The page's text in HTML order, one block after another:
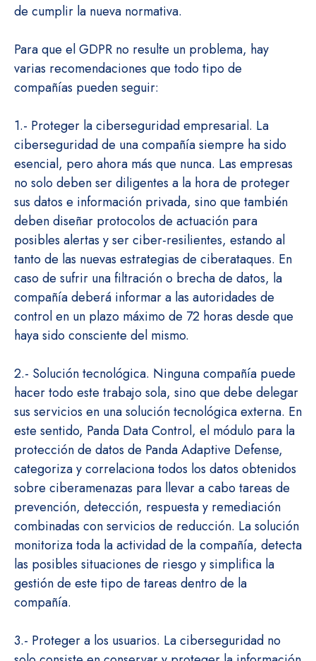
de cumplir la nueva normativa.
Para que el GDPR no resulte un problema, hay
varias recomendaciones que todo tipo de
compañías pueden seguir:
1.- Proteger la ciberseguridad empresarial. La
ciberseguridad de una compañía siempre ha sido
esencial, pero ahora más que nunca. Las empresas
no solo deben ser diligentes a la hora de proteger
sus datos e información privada, sino que también
deben diseñar protocolos de actuación para
posibles alertas y ser ciber-resilientes, estando al
tanto de las nuevas estrategias de ciberataques. En
caso de sufrir una filtración o brecha de datos, la
compañía deberá informar a las autoridades de
control en un plazo máximo de 72 horas desde que
haya sido consciente del mismo.
2.- Solución tecnológica. Ninguna compañía puede
hacer todo este trabajo sola, sino que debe delegar
sus servicios en una solución tecnológica externa. En
este sentido, Panda Data Control, el módulo para la
protección de datos de Panda Adaptive Defense,
categoriza y correlaciona todos los datos obtenidos
sobre ciberamenazas para llevar a cabo tareas de
prevención, detección, respuesta y remediación
combinadas con servicios de reducción. La solución
monitoriza toda la actividad de la compañía, detecta
las posibles situaciones de riesgo y simplifica la
gestión de este tipo de tareas dentro de la
compañía.
3.- Proteger a los usuarios. La ciberseguridad no